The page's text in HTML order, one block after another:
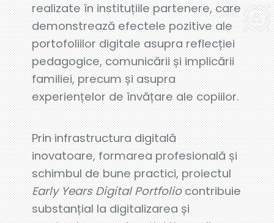
realizate în instituțiile partenere, care
demonstrează efectele pozitive ale
portofoliilor digitale asupra reflecției
pedagogice, comunicării și implicării
familiei, precum și asupra
experiențelor de învățare ale copiilor.
Prin infrastructura digitală
inovatoare, formarea profesională și
schimbul de bune practici, proiectul
Early Years Digital Portfoliocontribuie
substanțial la digitalizarea și